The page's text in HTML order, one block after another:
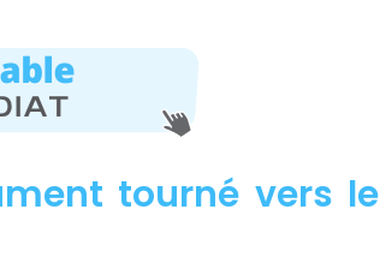
tourné vers le